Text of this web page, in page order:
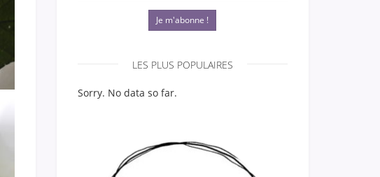
Je m'abonne !
LES PLUS POPULAIRES
Sorry. No data so far.